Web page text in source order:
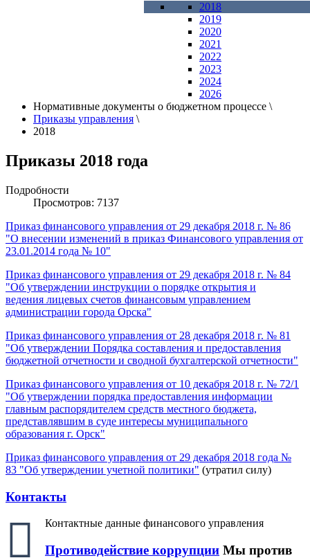
2018
2019
2020
2021
2022
2023
2024
2026
Нормативные документы о бюджетном процессе \
Приказы управления \
2018
Приказы 2018 года
Подробности
Просмотров: 7137
Приказ финансового управления от 29 декабря 2018 г. № 86
"О внесении изменений в приказ Финансового управления от
23.01.2014 года № 10"
Приказ финансового управления от 29 декабря 2018 г. № 84
"Об утверждении инструкции о порядке открытия и
ведения лицевых счетов финансовым управлением
администрации города Орска"
Приказ финансового управления от 28 декабря 2018 г. № 81
"Об утверждении Порядка составления и предоставления
бюджетной отчетности и сводной бухгалтерской отчетности"
Приказ финансового управления от 10 декабря 2018 г. № 72/1
"Об утверждении порядка предоставления информации
главным распорядителем средств местного бюджета,
представлявшим в суде интересы муниципального
образования г. Орск"
Приказ финансового управления от 29 декабря 2018 года №
83 "Об утверждении учетной политики" (утратил силу)
Контакты
Контактные данные финансового управления
Противодействие коррупции Мы против